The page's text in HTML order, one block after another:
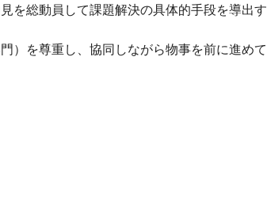
を総動員して課題解決の具体的手段を導出す
）を尊重し、協同しながら物事を前に進めて